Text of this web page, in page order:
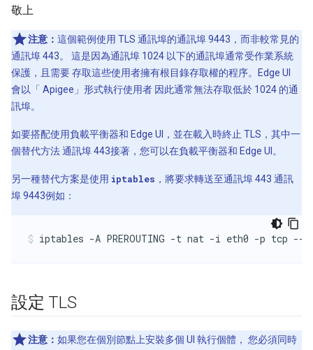
敬上
注意： 這個範例使用 TLS 通訊埠的通訊埠 9443，而非較常見的
通訊埠 443。 這是因為通訊埠 1024 以下的通訊埠通常受作業系統
保護，且需要 存取這些使用者擁有根目錄存取權的程序。Edge UI
會以「 Apigee」形式執行使用者 因此通常無法存取低於 1024 的通
訊埠。
如要搭配使用負載平衡器和 Edge UI，並在載入時終止 TLS，其中一
個替代方法 通訊埠 443接著，您可以在負載平衡器和 Edge UI。
另一種替代方案是使用 iptables ，將要求轉送至通訊埠 443 通訊
埠 9443例如：
iptables -A PREROUTING -t nat -i eth0 -p tcp --
設定 TLS
注意： 如果您在個別節點上安裝多個 UI 執行個體， 您必須同時